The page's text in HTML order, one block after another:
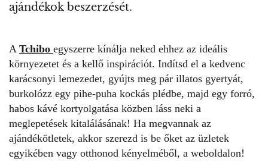
ajándékok beszerzését.
A Tchibo egyszerre kínálja neked ehhez az ideális
környezetet és a kellő inspirációt. Indítsd el a kedvenc
karácsonyi lemezedet, gyújts meg pár illatos gyertyát,
burkolózz egy pihe-puha kockás plédbe, majd egy forró,
habos kávé kortyolgatása közben láss neki a
meglepetések kitalálásának! Ha megvannak az
ajándékötletek, akkor szerezd is be őket az üzletek
egyikében vagy otthonod kényelméből, a weboldalon!